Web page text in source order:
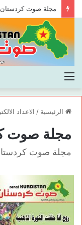
مجلة صوت كردستان
القائمة
الرئيسية / الاعداد
مجلة صوت
مجلة صوت كردستان